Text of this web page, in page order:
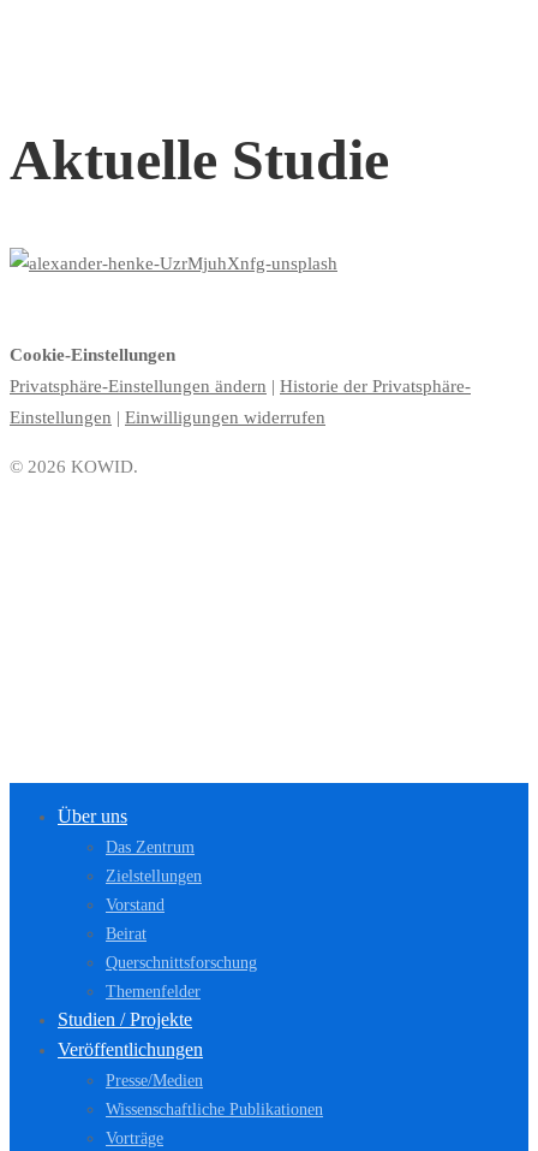
Aktuelle Studie
Cookie-Einstellungen
Privatsphäre-Einstellungen ändern | Historie der Privatsphäre-
Einstellungen | Einwilligungen widerrufen
© 2026 KOWID.
Über uns
Das Zentrum
Zielstellungen
Vorstand
Beirat
Querschnittsforschung
Themenfelder
Studien / Projekte
Veröffentlichungen
Presse/Medien
Wissenschaftliche Publikationen
Vorträge